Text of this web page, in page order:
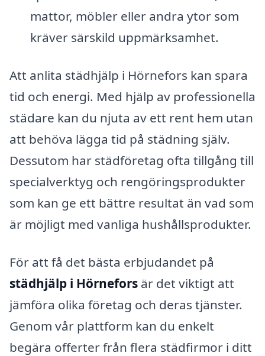
mattor, möbler eller andra ytor som
kräver särskild uppmärksamhet.
Att anlita städhjälp i Hörnefors kan spara
tid och energi. Med hjälp av professionella
städare kan du njuta av ett rent hem utan
att behöva lägga tid på städning själv.
Dessutom har städföretag ofta tillgång till
specialverktyg och rengöringsprodukter
som kan ge ett bättre resultat än vad som
är möjligt med vanliga hushållsprodukter.
För att få det bästa erbjudandet på
städhjälp i Hörnefors är det viktigt att
jämföra olika företag och deras tjänster.
Genom vår plattform kan du enkelt
begära offerter från flera städfirmor i ditt